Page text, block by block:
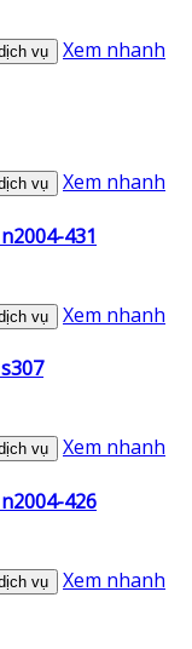
vụ Xem nhanh
vụ Xem nhanh
431
vụ Xem nhanh
vụ Xem nhanh
426
vụ Xem nhanh